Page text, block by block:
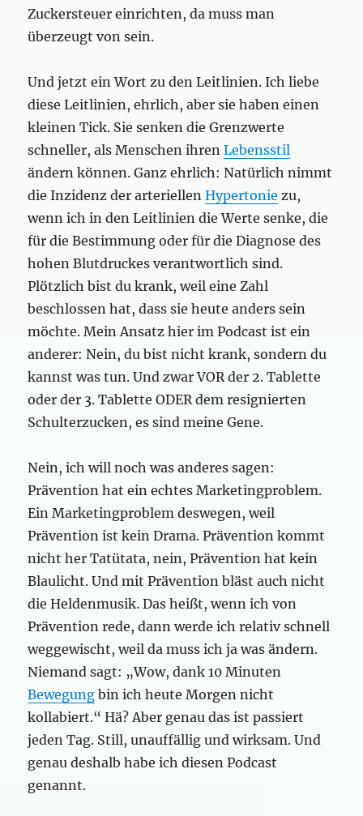
Zuckersteuer einrichten, da muss man
überzeugt von sein.
Und jetzt ein Wort zu den Leitlinien. Ich liebe
diese Leitlinien, ehrlich, aber sie haben einen
kleinen Tick. Sie senken die Grenzwerte
schneller, als Menschen ihrenLebensstil
ändern können. Ganz ehrlich: Natürlich nimmt
die Inzidenz der arteriellenHypertonie zu,
wenn ich in den Leitlinien die Werte senke, die
für die Bestimmung oder für die Diagnose des
hohen Blutdruckes verantwortlich sind.
Plötzlich bist du krank, weil eine Zahl
beschlossen hat, dass sie heute anders sein
möchte. Mein Ansatz hier im Podcast ist ein
anderer: Nein, du bist nicht krank, sondern du
kannst was tun. Und zwar VOR der 2. Tablette
oder der 3. Tablette ODER dem resignierten
Schulterzucken, es sind meine Gene.
Nein, ich will noch was anderes sagen:
Prävention hat ein echtes Marketingproblem.
Ein Marketingproblem deswegen, weil
Prävention ist kein Drama. Prävention kommt
nicht her Tatütata, nein, Prävention hat kein
Blaulicht. Und mit Prävention bläst auch nicht
die Heldenmusik. Das heißt, wenn ich von
Prävention rede, dann werde ich relativ schnell
weggewischt, weil da muss ich ja was ändern.
Niemand sagt: „Wow, dank 10 Minuten
Bewegung bin ich heute Morgen nicht
kollabiert.“ Hä? Aber genau das ist passiert
jeden Tag. Still, unauffällig und wirksam. Und
genau deshalb habe ich diesen Podcast
genannt.